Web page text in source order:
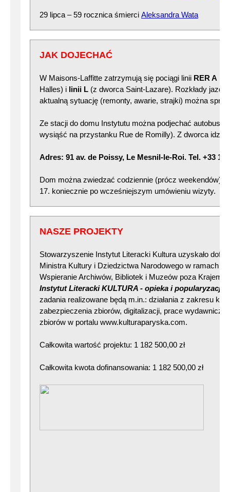
29 lipca – 59 rocznica śmierci Aleksandra Wata
JAK DOJECHAĆ
W Maisons-Laffitte zatrzymują się pociągi linii RER A
Halles) i linii L (z dworca Saint-Lazare). Rozkłady jazdy
aktualną sytuację (remonty, awarie, strajki) można
Ze stacji do domu Instytutu można podjechać
wysiąść na przystanku Rue de Romilly). Z dworca idzie
Adres: 91 av. de Poissy, Le Mesnil-le-Roi. Tel. +33 1
Dom można zwiedzać codziennie (prócz weekendów)
17. koniecznie po wcześniejszym umówieniu wizyty.
NASZE PROJEKTY
Stowarzyszenie Instytut Literacki Kultura uzyskało
Ministra Kultury i Dziedzictwa Narodowego w ramach
Wspieranie Archiwów, Bibliotek i Muzeów poza Krajem
Instytut Literacki KULTURA - opieka i popularyzacja
zadania realizowane będą m.in.: działania z zakresu
zabezpieczenia zbiorów, digitalizacji, prace wydawnicze
zbiorów w portalu www.kulturaparyska.com.
Całkowita wartość projektu: 1 182 500,00 zł
Całkowita kwota dofinansowania: 1 182 500,00 zł